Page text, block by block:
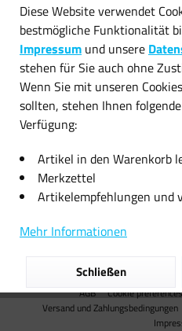
Newsletter
Service Hotline
Shop Service
Versand
AGB Cookie preferences
Versand und Zahlungsbedingungen
Diese Website verwendet
bestmögliche Funktionalität
Impressum und unsere
stehen für Sie auch ohne
Wenn Sie mit unseren
sollten, stehen Ihnen
Verfügung:
Artikel in den Warenkorb
Merkzettel
Artikelempfehlungen und
Mehr Informationen
Schließen